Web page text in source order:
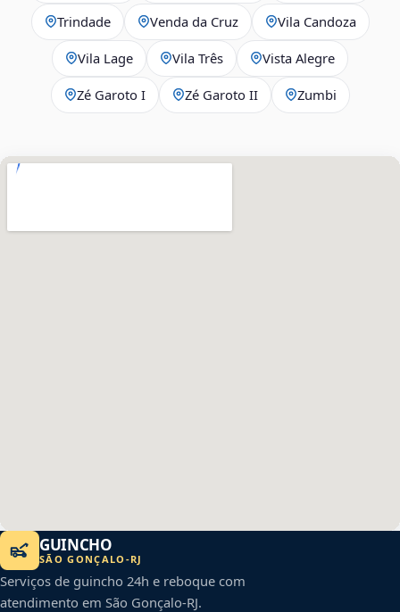
Trindade Venda da Cruz Vila Candoza
Vila Lage Vila Três Vista Alegre
Zé Garoto I Zé Garoto II Zumbi
GUINCHO
SÃO GONÇALO -RJ
Serviços de guincho 24h e reboque com
atendimento em São Gonçalo-RJ.